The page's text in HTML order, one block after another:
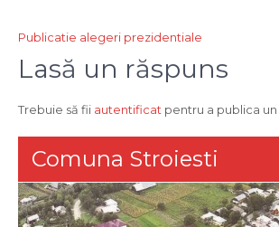
Navigare
în
Publicatie alegeri prezidentiale
Lasă un răspuns
Trebuie să fii autentificat pentru a publica
Comuna Stroiesti